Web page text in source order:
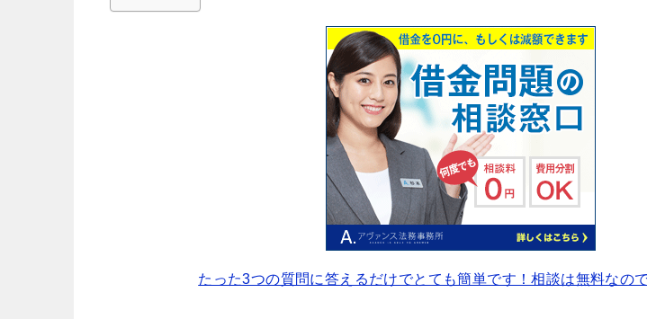
たった3つの質問に答えるだけでとても簡単です！相談は無料なの